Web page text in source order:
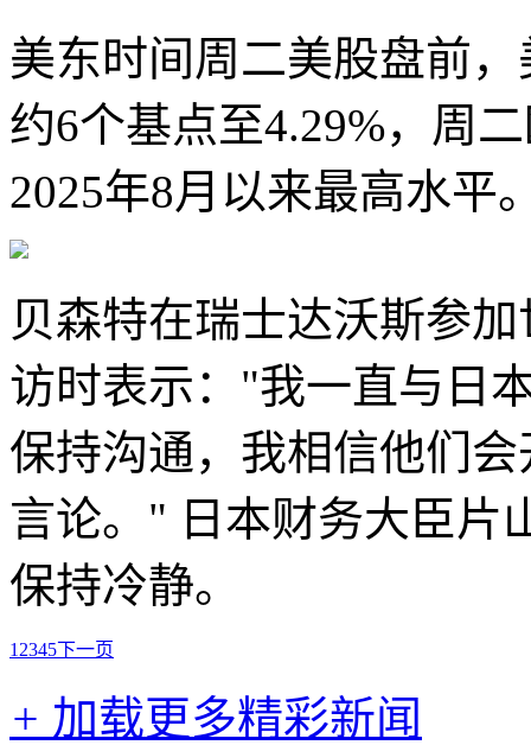
美东时间周二美股盘前
约6个基点至4.29%，周
2025年8月以来最高水平
贝森特在瑞士达沃斯参
访时表示："我一直与日
保持沟通，我相信他们
言论。" 日本财务大臣片
保持冷静。
1 2345下一页
+ 加载更多精彩新闻